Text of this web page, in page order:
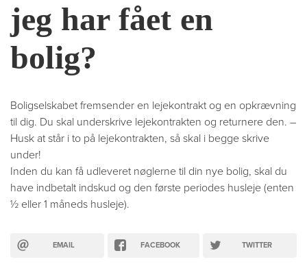
jeg har fået en
bolig?
Boligselskabet fremsender en lejekontrakt og en opkrævning
til dig. Du skal underskrive lejekontrakten og returnere den. –
Husk at står i to på lejekontrakten, så skal i begge skrive
under!
Inden du kan få udleveret nøglerne til din nye bolig, skal du
have indbetalt indskud og den første periodes husleje (enten
½ eller 1 måneds husleje).
EMAIL FACEBOOK TWITTER